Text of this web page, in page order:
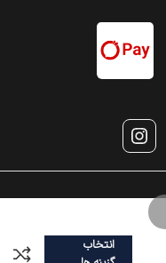
انتخاب